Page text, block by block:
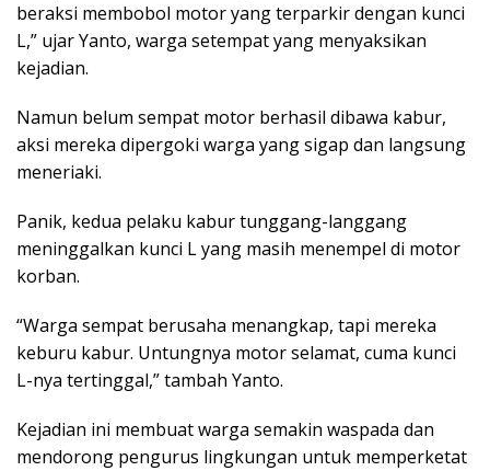
beraksi membobol motor yang terparkir dengan kunci
L,” ujar Yanto, warga setempat yang menyaksikan
kejadian.
Namun belum sempat motor berhasil dibawa kabur,
aksi mereka dipergoki warga yang sigap dan langsung
meneriaki.
Panik, kedua pelaku kabur tunggang-langgang
meninggalkan kunci L yang masih menempel di motor
korban.
“Warga sempat berusaha menangkap, tapi mereka
keburu kabur. Untungnya motor selamat, cuma kunci
L-nya tertinggal,” tambah Yanto.
Kejadian ini membuat warga semakin waspada dan
mendorong pengurus lingkungan untuk memperketat